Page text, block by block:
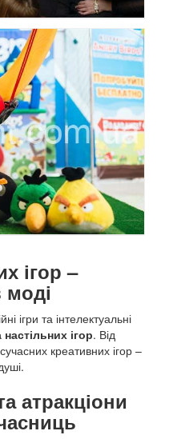
ігор –
моді
ігри та інтелектуальні
ігор. Від
креативних ігор –
атракціони